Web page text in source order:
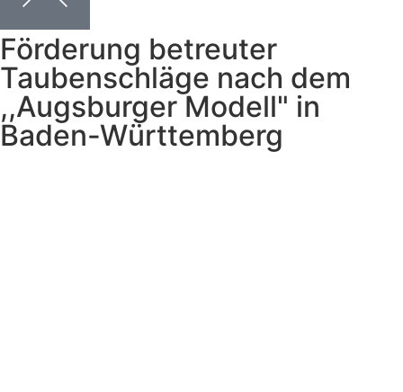
Förderung betreuter
Taubenschläge nach dem
,,Augsburger Modell" in
Baden-Württemberg